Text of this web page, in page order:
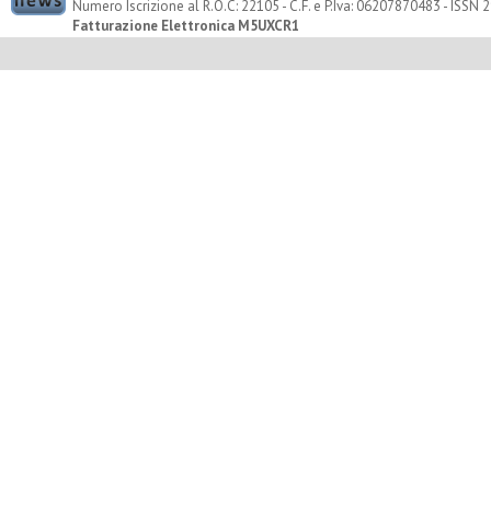
Numero Iscrizione al R.O.C: 22105 - C.F. e P.Iva: 06207870483 - ISSN
Fatturazione Elettronica M5UXCR1